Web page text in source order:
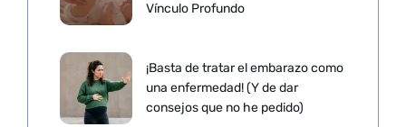
Vínculo Profundo
¡Basta de tratar el embarazo como
una enfermedad! (Y de dar
consejos que no he pedido)